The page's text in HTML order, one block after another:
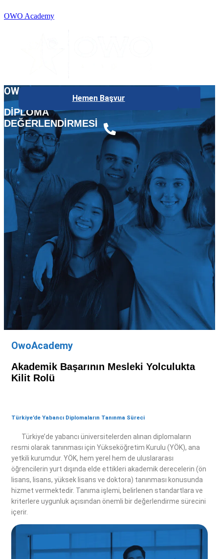
OWO Academy
Hemen Başvur
OWOACADEMY #PROGRAMLAR
DİPLOMA
DEĞERLENDİRMESİ
OwoAcademy
Akademik Başarının Mesleki Yolculukta
Kilit Rolü
Türkiye’de Yabancı Diplomaların Tanınma Süreci
Türkiye’de yabancı üniversitelerden alınan diplomaların
resmi olarak tanınması için Yükseköğretim Kurulu (YÖK), ana
yetkili kurumdur. YÖK, hem yerel hem de uluslararası
öğrencilerin yurt dışında elde ettikleri akademik derecelerin (ön
lisans, lisans, yüksek lisans ve doktora) tanınması konusunda
hizmet vermektedir. Tanıma işlemi, belirlenen standartlara ve
kriterlere uygunluk açısından önemli bir değerlendirme sürecini
içerir.